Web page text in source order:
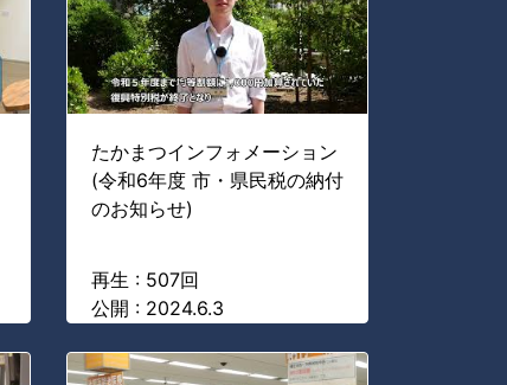
たかまつインフォメーション
(令和6年度 市・県民税の納付
のお知らせ)
再生 : 507回
公開 : 2024.6.3